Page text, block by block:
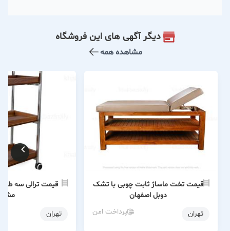
دیگر آگهی های این فروشگاه
مشاهده همه
قیمت تخت ماساژ ثابت چوبی با تشک
دوبل اصفهان
تهران
پرداخت امن
قیمت ترالی سه
تهران